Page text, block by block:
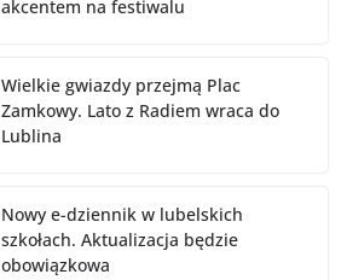
akcentem na festiwalu
Wielkie gwiazdy przejmą Plac
Zamkowy. Lato z Radiem wraca do
Lublina
Nowy e-dziennik w lubelskich
szkołach. Aktualizacja będzie
obowiązkowa